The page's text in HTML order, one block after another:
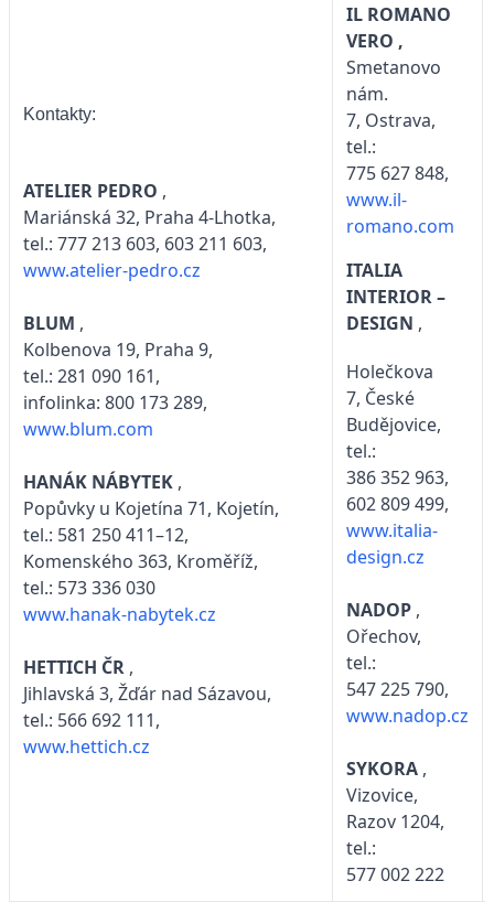
Kontakty:
ATELIER PEDRO ,
Mariánská 32, Praha 4-Lhotka,
tel.: 777 213 603, 603 211 603,
www.atelier-pedro.cz
BLUM ,
Kolbenova 19, Praha 9,
tel.: 281 090 161,
infolinka: 800 173 289,
www.blum.com
HANÁK NÁBYTEK ,
Popůvky u Kojetína 71, Kojetín,
tel.: 581 250 411–12,
Komenského 363, Kroměříž,
tel.: 573 336 030
www.hanak-nabytek.cz
HETTICH ČR ,
Jihlavská 3, Žďár nad Sázavou,
tel.: 566 692 111,
www.hettich.cz
IL ROMANO
VERO ,
Smetanovo
nám.
7, Ostrava,
tel.:
775 627 848,
www.il-
romano.com
ITALIA
INTERIOR –
DESIGN ,
Holečkova
7, České
Budějovice,
tel.:
386 352 963,
602 809 499,
www.italia-
design.cz
NADOP ,
Ořechov,
tel.:
547 225 790,
www.nadop.cz
SYKORA ,
Vizovice,
Razov 1204,
tel.:
577 002 222